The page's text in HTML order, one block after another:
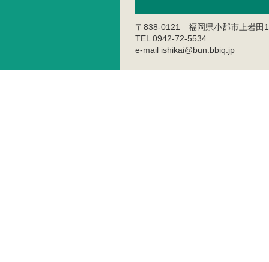
〒838-0121 福岡県小郡市上岩田
TEL 0942-72-5534
e-mail ishikai@bun.bbiq.jp